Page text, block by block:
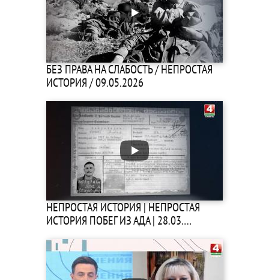
БЕЗ ПРАВА НА СЛАБОСТЬ / НЕПРОСТАЯ
ИСТОРИЯ / 09.05.2026
НЕПРОСТАЯ ИСТОРИЯ | НЕПРОСТАЯ
ИСТОРИЯ ПОБЕГ ИЗ АДА | 28.03.…